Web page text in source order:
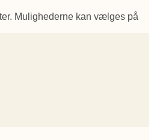
Mulighederne kan vælges på